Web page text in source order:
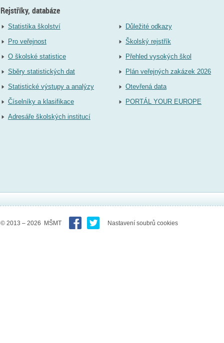
Rejstříky, databáze
Statistika školství
Pro veřejnost
O školské statistice
Sběry statistických dat
Statistické výstupy a analýzy
Číselníky a klasifikace
Adresáře školských institucí
Důležité odkazy
Školský rejstřík
Přehled vysokých škol
Plán veřejných zakázek 2026
Otevřená data
PORTÁL YOUR EUROPE
© 2013 – 2026 MŠMT Nastavení soubrů cookies